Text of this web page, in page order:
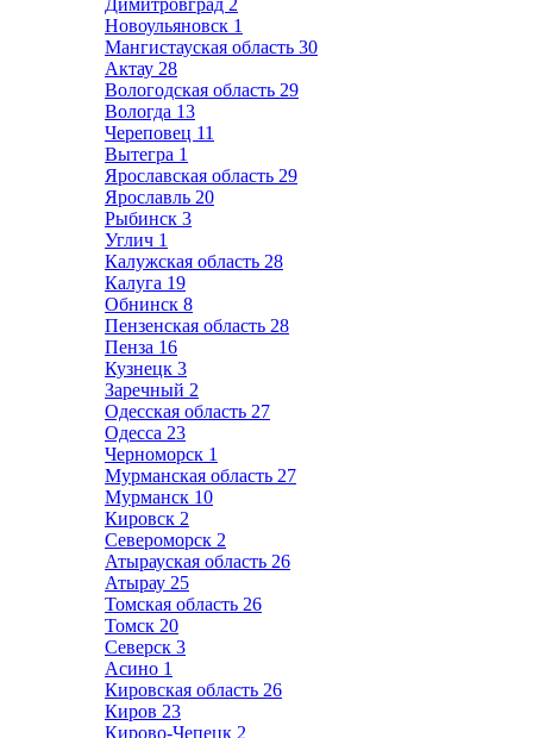
Димитровград 2
Новоульяновск 1
Мангистауская область 30
Актау 28
Вологодская область 29
Вологда 13
Череповец 11
Вытегра 1
Ярославская область 29
Ярославль 20
Рыбинск 3
Углич 1
Калужская область 28
Калуга 19
Обнинск 8
Пензенская область 28
Пенза 16
Кузнецк 3
Заречный 2
Одесская область 27
Одесса 23
Черноморск 1
Мурманская область 27
Мурманск 10
Кировск 2
Североморск 2
Атырауская область 26
Атырау 25
Томская область 26
Томск 20
Северск 3
Асино 1
Кировская область 26
Киров 23
Кирово-Чепецк 2